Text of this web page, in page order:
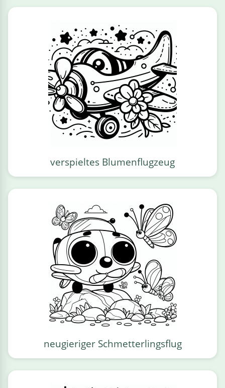
verspieltes Blumenflugzeug
neugieriger Schmetterlingsflug